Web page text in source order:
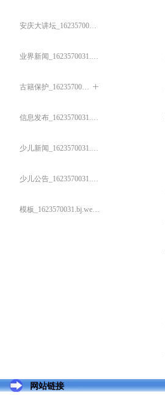
安庆大讲坛_1623570031.bj.wezhan.cn
业界新闻_1623570031.bj.wezhan.cn
ꄶ
古籍保护_1623570031.bj.wezhan.cn
信息发布_1623570031.bj.wezhan.cn
少儿新闻_1623570031.bj.wezhan.cn
少儿公告_1623570031.bj.wezhan.cn
模板_1623570031.bj.wezhan.cn
网站链接